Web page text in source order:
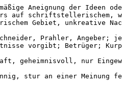
Aneignung der Ideen
auf schriftstellerischem,
Gebiet, unkreative
Prahler, Angeber;
vorgibt; Betrüger;
geheimnisvoll, nur
stur an einer Meinung